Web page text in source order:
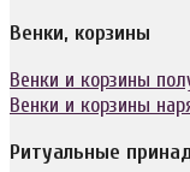
Венки, корзины
Венки и корзины
Венки и корзины
Ритуальные